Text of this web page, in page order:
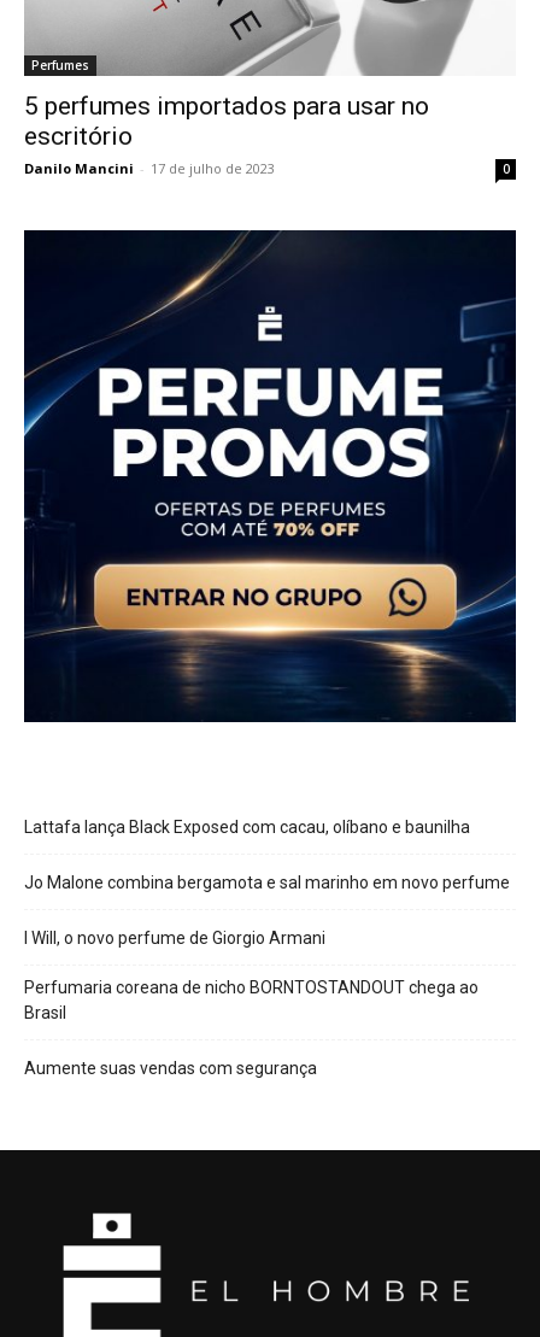
Perfumes
5 perfumes importados para usar no
escritório
Danilo Mancini - 17 de julho de 2023 0
Lattafa lança Black Exposed com cacau, olíbano e baunilha
Jo Malone combina bergamota e sal marinho em novo perfume
I Will, o novo perfume de Giorgio Armani
Perfumaria coreana de nicho BORNTOSTANDOUT chega ao
Brasil
Aumente suas vendas com segurança